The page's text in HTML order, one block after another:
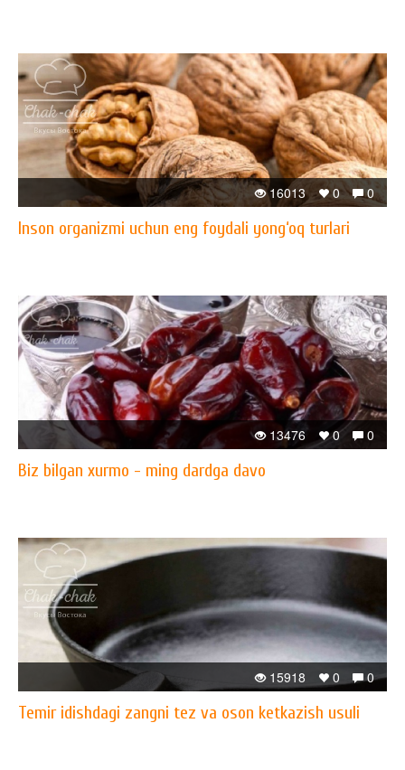
0
0
16013
Inson organizmi uchun eng foydali yong‘oq turlari
0
0
13476
Biz bilgan xurmo - ming dardga davo
0
0
15918
Temir idishdagi zangni tez va oson ketkazish usuli